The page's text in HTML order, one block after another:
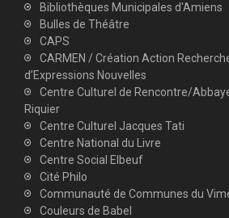
Bibliothèques Municipales d'Amiens
Bulles de Théâtre
CAPS
CARMEN / Création Action
d’Expressions Nouvelles
Centre Culturel de Rencontre/
Riquier
Centre Culturel Jacques Tati
Centre National du Livre
Centre Social Elbeuf
Cité Philo
Communauté de Communes du
Couleurs de Babel